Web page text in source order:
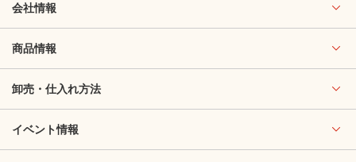
会社情報
商品情報
卸売・仕入れ方法
イベント情報